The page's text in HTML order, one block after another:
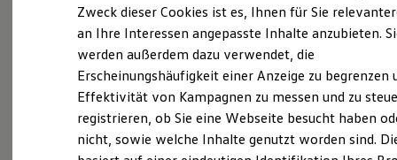
Laden
Laden unterwegs
Laden Zuhause
Ladezeitensimulator
Batterie
Sicherheit
Garantie und Lebensdauer
Nachhaltigkeit
Fahrzeugangebot anfordern
Zweck dieser Cookies ist es, Ihnen für Sie
an Ihre Interessen angepasste Inhalte anzubieten.
werden außerdem dazu verwendet, die
Erscheinungshäufigkeit einer Anzeige zu begrenzen
Effektivität von Kampagnen zu messen und zu
registrieren, ob Sie eine Webseite besucht haben
nicht, sowie welche Inhalte genutzt worden sind.